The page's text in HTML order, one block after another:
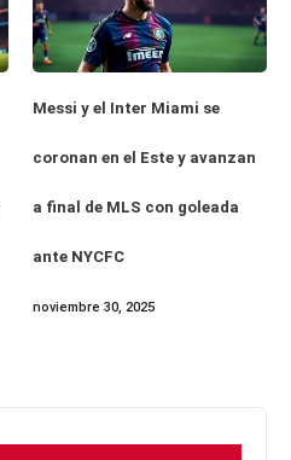
Messi y el Inter Miami se
coronan en el Este y avanzan
a final de MLS con goleada
ante NYCFC
noviembre 30, 2025